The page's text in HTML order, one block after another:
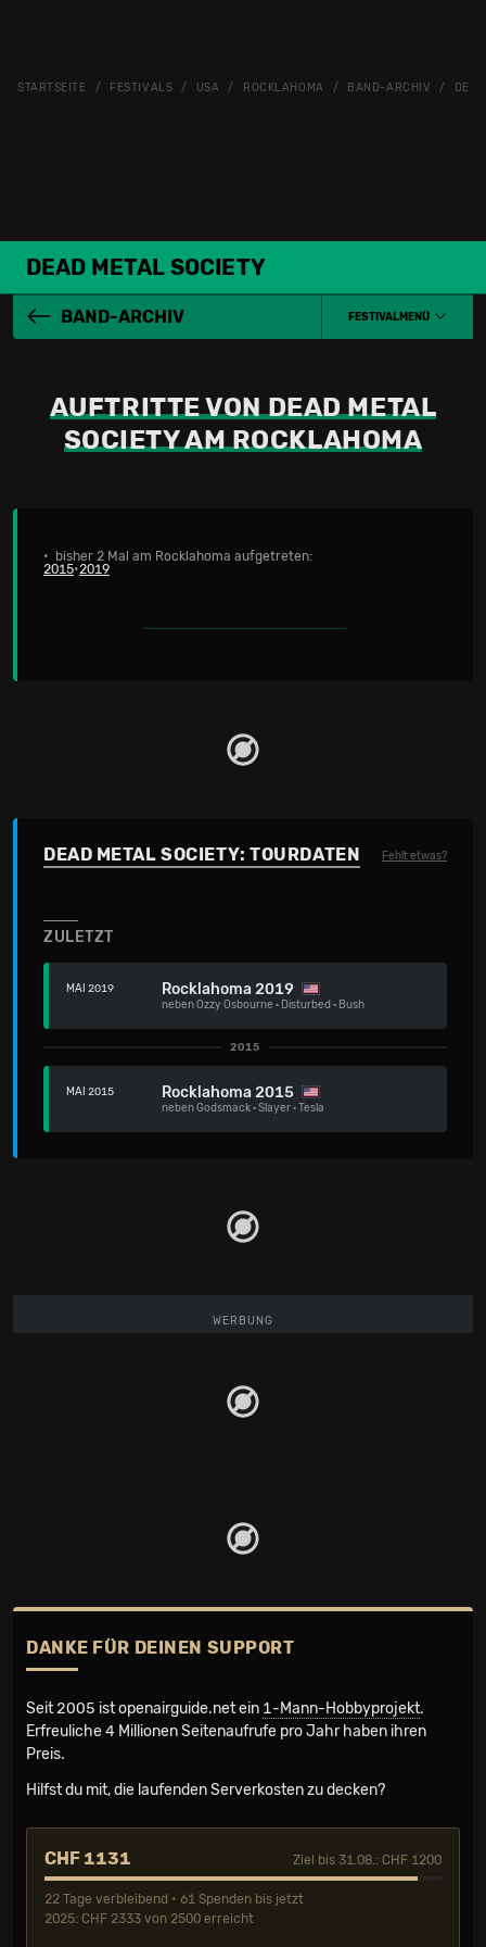
STARTSEITE FESTIVALS USA ROCKLAHOMA BAND-ARCHIV
DEAD METAL SOCIETY
BAND-ARCHIV FESTIVALMENÜ
AUFTRITTE VON DEAD METAL
SOCIETY AM ROCKLAHOMA
• bisher 2 Mal am Rocklahoma aufgetreten:
2015•2019
DEAD METAL SOCIETY: TOURDATEN Fehlt etwas?
ZULETZT
MAI 2019 Rocklahoma 2019
nebenOzzy Osbourne · Disturbed · Bush
2015
MAI 2015 Rocklahoma 2015
nebenGodsmack·Slayer·Tesla
WERBUNG
DANKE FÜR DEINEN SUPPORT
Seit 2005 ist openairguide.net ein 1-Mann-Hobbyprojekt.
Erfreuliche 4 Millionen Seiten­aufrufe pro Jahr haben ihren
Preis.
Hilfst du mit, die laufenden Serverkosten zu decken?
CHF 1131 Ziel bis 31.08.: CHF 1200
22 Tage verbleibend • 61 Spenden bis jetzt
2025: CHF 2333 von 2500 erreicht